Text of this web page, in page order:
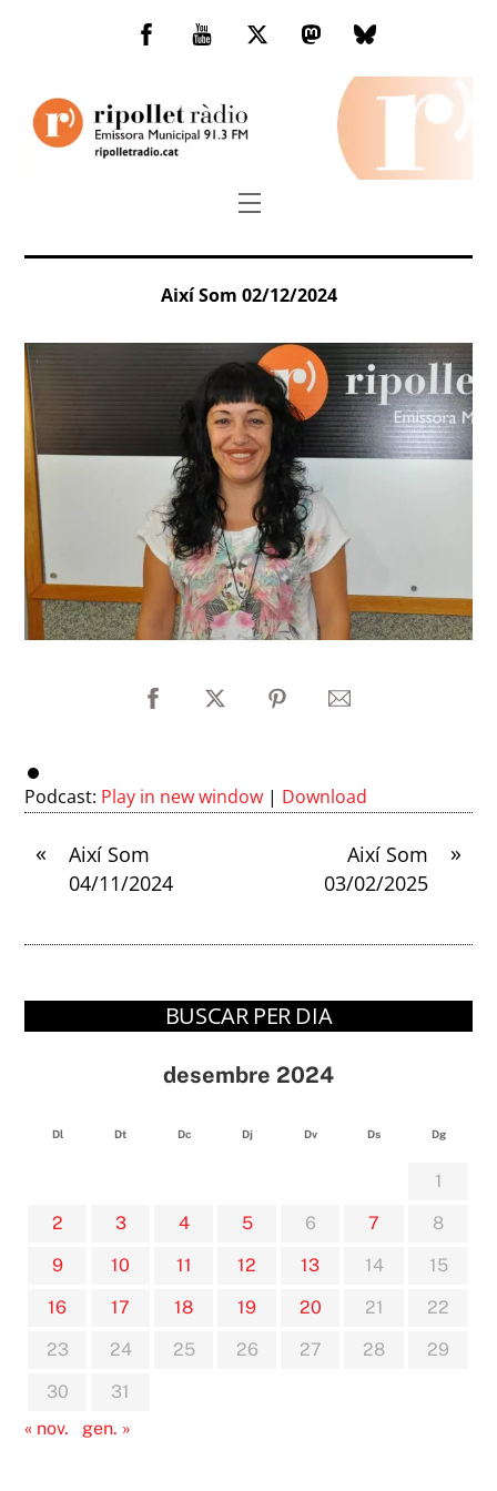
Facebook
You
TwitterMastodonBluesky
Menu
Així Som 02/12/2024
Podcast: Play in new window | Download
«
Així Som
04/11/2024
»
Així Som
03/02/2025
BUSCAR PER DIA
desembre 2024
Dl Dt Dc Dj Dv Ds Dg
1
2
3 4 5 6 7
8
9
10 11 12 13 14
15
16
17 18 19 20 21
22
23
24 25 26 27 28
29
30
31
« nov.
gen. »